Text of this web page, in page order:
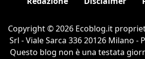
Copyright © 2026 Ecoblog.it
Srl - Viale Sarca 336 20126 Milano -
Questo blog non è una testata